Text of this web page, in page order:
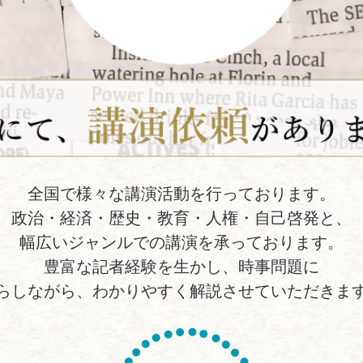
全国で様々な講演活動を行っております。
政治・経済・歴史・教育・人権・自己啓発と、
幅広いジャンルでの講演を承っております。
豊富な記者経験を生かし、時事問題に
しながら、わかりやすく解説させていただきま